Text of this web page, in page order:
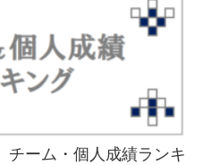
チーム・個人成績ランキ